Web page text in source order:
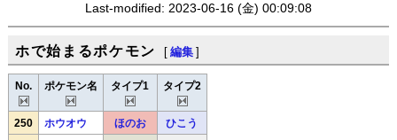
Last-modified: 2023-06-16 (金) 00:09:08
ホで始まるポケモン [ 編集 ]
No. ポケモン名 タイプ1 タイプ2
250 ホウオウ ほのお ひこう